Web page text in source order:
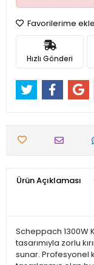
Favorilerime ekle
Hızlı Gönderi
Ürün Açıklaması
Scheppach 1300W
tasarımıyla zorlu
sunar. Profesyonel